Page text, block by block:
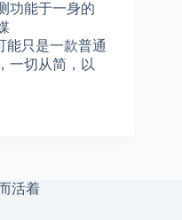
功能于一身的
能只是一款普通
一切从简，以
活着